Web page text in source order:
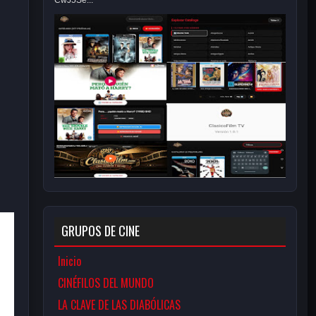
GRUPOS DE CINE
Inicio
CINÉFILOS DEL MUNDO
LA CLAVE DE LAS DIABÓLICAS